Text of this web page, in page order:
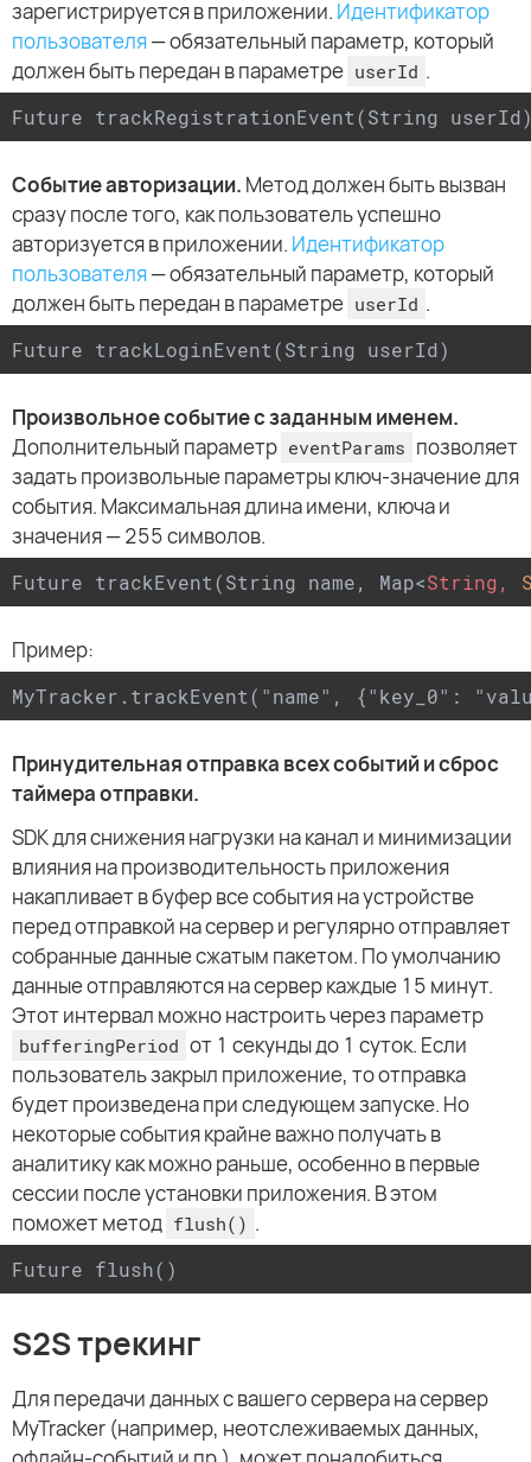
зарегистрируется в приложении. Идентификатор
пользователя— обязательный параметр, который
должен быть передан в параметре userId .
Future trackRegistrationEvent(String
Событие авторизации. Метод должен быть вызван
сразу после того, как пользователь успешно
авторизуется в приложении. Идентификатор
пользователя— обязательный параметр, который
должен быть передан в параметре userId .
Future trackLoginEvent(String userId)
Произвольное событие с заданным именем.
Дополнительный параметр eventParams позволяет
задать произвольные параметры ключ-значение для
события. Максимальная длина имени, ключа и
значения — 255 символов.
Future trackEvent(String name, Map<String,
Пример:
MyTracker.trackEvent("name", {"key_0":
Принудительная отправка всех событий и сброс
таймера отправки.
SDK для снижения нагрузки на канал и минимизации
влияния на производительность приложения
накапливает в буфер все события на устройстве
перед отправкой на сервер и регулярно отправляет
собранные данные сжатым пакетом. По умолчанию
данные отправляются на сервер каждые 15 минут.
Этот интервал можно настроить через параметр
bufferingPeriod от 1 секунды до 1 суток. Если
пользователь закрыл приложение, то отправка
будет произведена при следующем запуске. Но
некоторые события крайне важно получать в
аналитику как можно раньше, особенно в первые
сессии после установки приложения. В этом
поможет метод flush() .
Future flush()
S2S трекинг
Для передачи данных с вашего сервера на сервер
MyTracker (например, неотслеживаемых данных,